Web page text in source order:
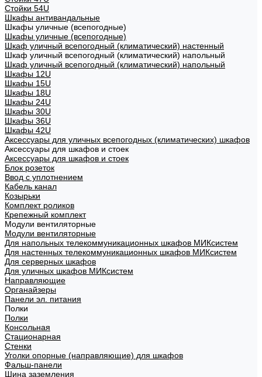
Стойки 54U
Шкафы антивандальные
Шкафы уличные (всепогодные)
Шкафы уличные (всепогодные)
Шкаф уличный всепогодный (климатический) настенный
Шкаф уличный всепогодный (климатический) напольный
Шкаф уличный всепогодный (климатический) напольный
Шкафы 12U
Шкафы 15U
Шкафы 18U
Шкафы 24U
Шкафы 30U
Шкафы 36U
Шкафы 42U
Аксессуары для уличных всепогодных (климатических) шкафов
Аксессуары для шкафов и стоек
Аксессуары для шкафов и стоек
Блок розеток
Ввод с уплотнением
Кабель канал
Козырьки
Комплект роликов
Крепежный комплект
Модули вентиляторные
Модули вентиляторные
Для напольных телекоммуникационных шкафов МИКсистем
Для настенных телекоммуникационных шкафов МИКсистем
Для серверных шкафов
Для уличных шкафов МИКсистем
Направляющие
Органайзеры
Панели эл. питания
Полки
Полки
Консольная
Стационарная
Стенки
Уголки опорные (направляющие) для шкафов
Фальш-панели
Шина заземления